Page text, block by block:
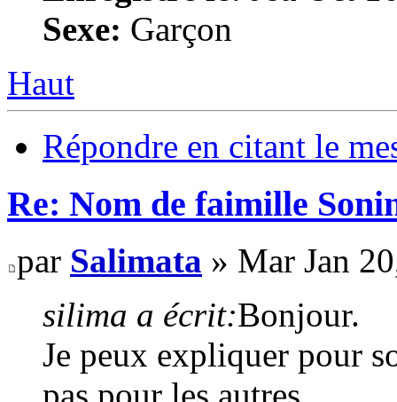
Sexe: Garçon
Haut
Répondre en citant le
Re: Nom de faimille
par Salimata » Mar Jan
silima a écrit:Bonjour.
Je peux expliquer pour